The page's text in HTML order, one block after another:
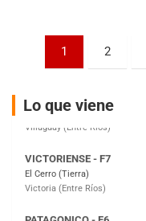
Paginación
entradas
1 2
Lo que viene
Villaguay (Entre Ríos)
El Cerro (Tierra)
Victoria (Entre Ríos)
Moto Club Reginense (Tierra)
Gral. E. Godoy (Río Negro)